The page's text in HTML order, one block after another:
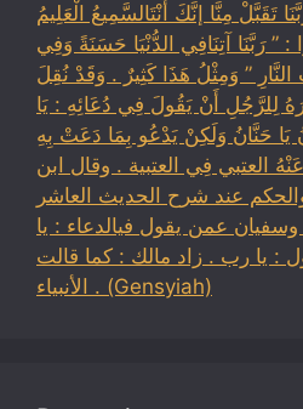
تَقَبَّلْ مِنَّا إنَّكَ أَنْتَالسَّمِيعُ الْعَلِيمُ
” رَبَّنَا آتِنَافِي الدُّنْيَا حَسَنَةً وَفِي
” وَمِثْلُ هَذَا كَثِيرٌ . وَقَدْ نُقِلَ
لِلرَّجُلِ أَنْ يَقُولَ فِي دُعَائِهِ : يَا
يَا حَنَّانُ وَلَكِنْ يَدْعُو بِمَا دَعَتْ بِهِ
عَنْهُ العتبي فِي العتبية . وقال ابن
عند شرح الحديث العاشر
وسفيان عمن يقول فيالدعاء : يا
: يا رب . زاد مالك : كما قالت
الأنبياء . (Gensyiah)